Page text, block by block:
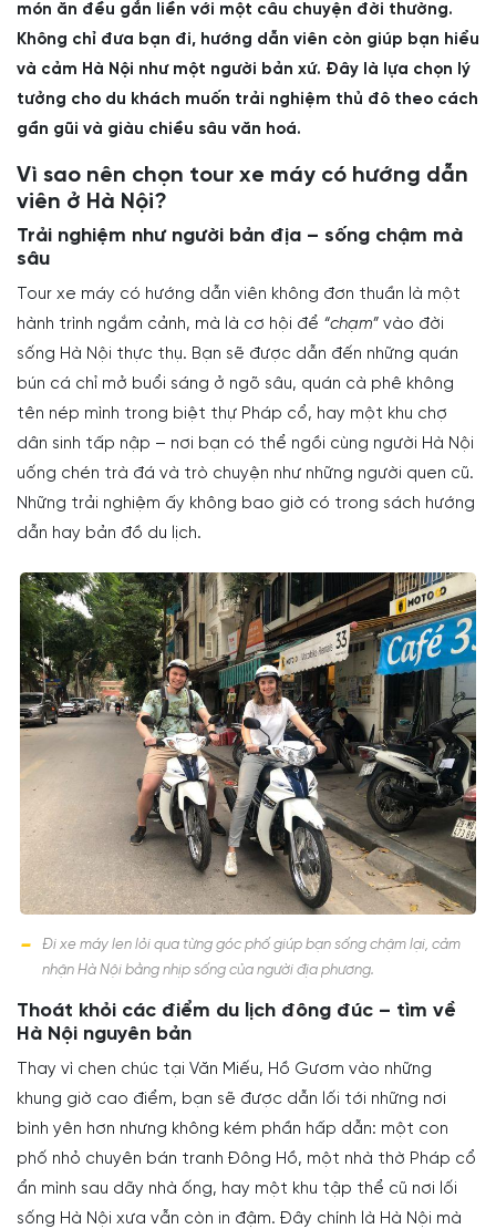
món ăn đều gắn liền với một câu chuyện đời thường.
Không chỉ đưa bạn đi, hướng dẫn viên còn giúp bạn hiểu
và cảm Hà Nội như một người bản xứ. Đây là lựa chọn lý
tưởng cho du khách muốn trải nghiệm thủ đô theo cách
gần gũi và giàu chiều sâu văn hoá.
Vì sao nên chọn tour xe máy có hướng dẫn
viên ở Hà Nội?
Trải nghiệm như người bản địa – sống chậm mà
sâu
Tour xe máy có hướng dẫn viên không đơn thuần là một
hành trình ngắm cảnh, mà là cơ hội để “chạm” vào đời
sống Hà Nội thực thụ. Bạn sẽ được dẫn đến những quán
bún cá chỉ mở buổi sáng ở ngõ sâu, quán cà phê không
tên nép mình trong biệt thự Pháp cổ, hay một khu chợ
dân sinh tấp nập – nơi bạn có thể ngồi cùng người Hà Nội
uống chén trà đá và trò chuyện như những người quen cũ.
Những trải nghiệm ấy không bao giờ có trong sách hướng
dẫn hay bản đồ du lịch.
Đi xe máy len lỏi qua từng góc phố giúp bạn sống chậm lại, cảm
nhận Hà Nội bằng nhịp sống của người địa phương.
Thoát khỏi các điểm du lịch đông đúc – tìm về
Hà Nội nguyên bản
Thay vì chen chúc tại Văn Miếu, Hồ Gươm vào những
khung giờ cao điểm, bạn sẽ được dẫn lối tới những nơi
bình yên hơn nhưng không kém phần hấp dẫn: một con
phố nhỏ chuyên bán tranh Đông Hồ, một nhà thờ Pháp cổ
ẩn mình sau dãy nhà ống, hay một khu tập thể cũ nơi lối
sống Hà Nội xưa vẫn còn in đậm. Đây chính là Hà Nội mà